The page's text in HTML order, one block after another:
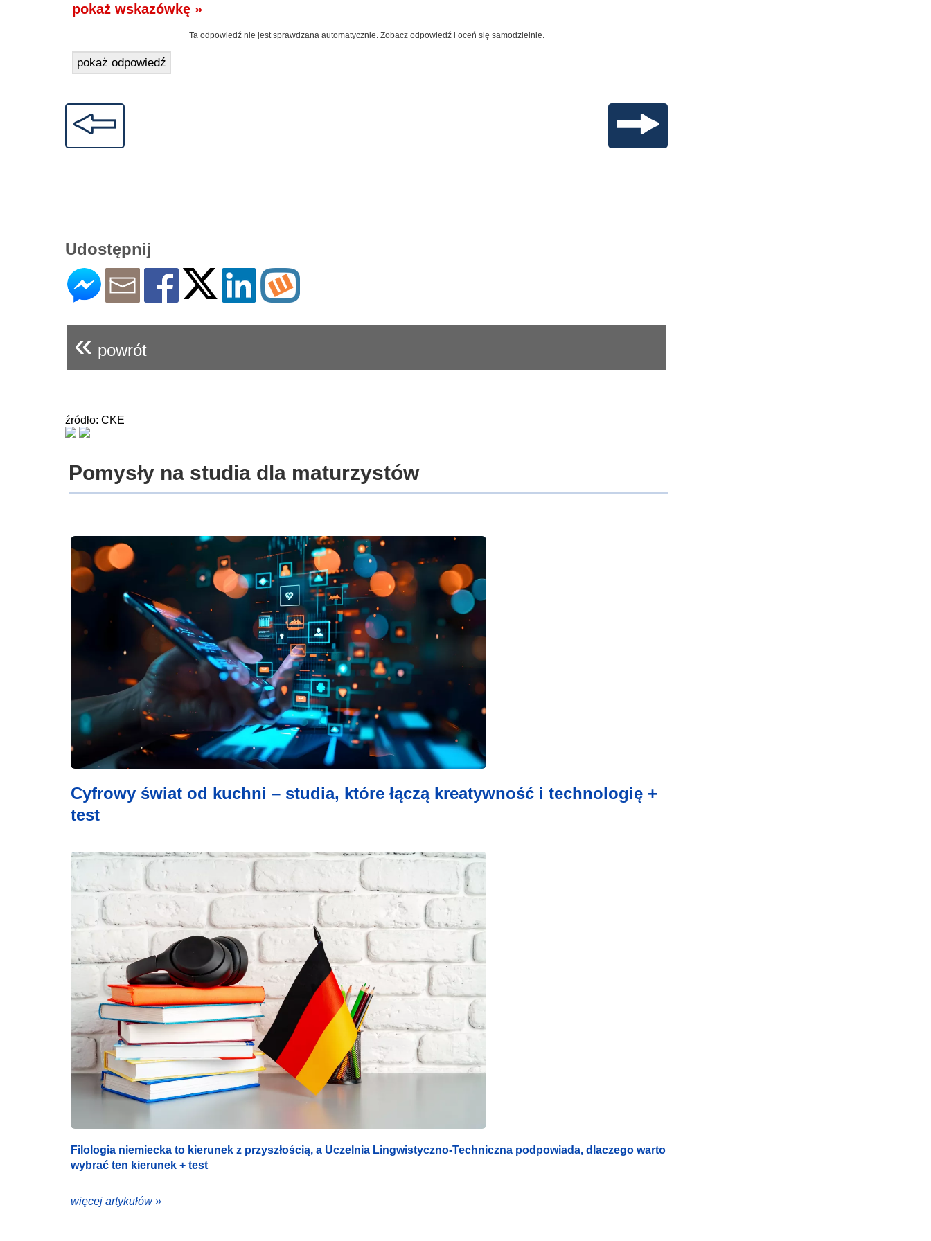
pokaż wskazówkę »
Ta odpowiedź nie jest sprawdzana automatycznie. Zobacz odpowiedź i oceń się samodzielnie.
pokaż odpowiedź
Udostępnij
« powrót
źródło: CKE
Pomysły na studia dla maturzystów
Cyfrowy świat od kuchni – studia, które łączą kreatywność i technologię +
test
Filologia niemiecka to kierunek z przyszłością, a Uczelnia Lingwistyczno-Techniczna podpowiada, dlaczego warto
wybrać ten kierunek + test
więcej artykułów »